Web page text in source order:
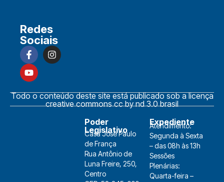
Redes
Sociais
Todo o conteúdo deste site está publicado sob a licença
creative commons cc by nd 3.0 brasil
Poder
Legislativo
Casa José Paulo
de França
Rua Antônio de
Luna Freire, 250,
Centro
Expediente
Atendimento:
Segunda à Sexta
– das 08h às 13h
Sessões
Plenárias:
Quarta-feira –